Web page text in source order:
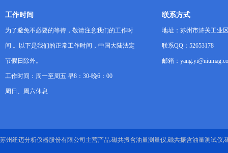
工作时间
为了避免不必要的等待，敬请注意我们的工作时
间 。以下是我们的正常工作时间，中国大陆法定
节假日除外。
工作时间：周一至周五 早8：30-晚6：00
周日、周六休息
联系方式
地址：苏州市浒关工业
联系QQ：52653178
邮箱：
苏州纽迈分析仪器股份有限公司主营产品:磁共振含油量测量仪,磁共振含油量测试仪,